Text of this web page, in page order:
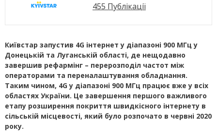
455 Публікації
Київстар запустив 4G інтернет у діапазоні 900 МГц у
Донецькій та Луганській області, де нещодавно
завершив рефармінг – перерозподіл частот між
операторами та переналаштування обладнання.
Таким чином, 4G у діапазоні 900 МГц працює вже у всіх
областях України. Це завершення першого важливого
етапу розширення покриття швидкісного інтернету в
сільській місцевості, який було розпочато в червні 2020
року.